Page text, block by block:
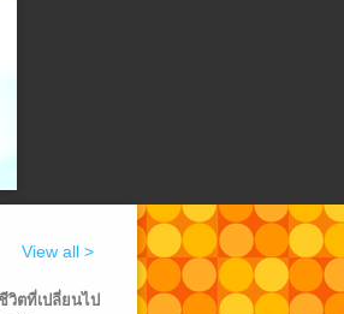
View all >
วิตที่เปลี่ยนไป